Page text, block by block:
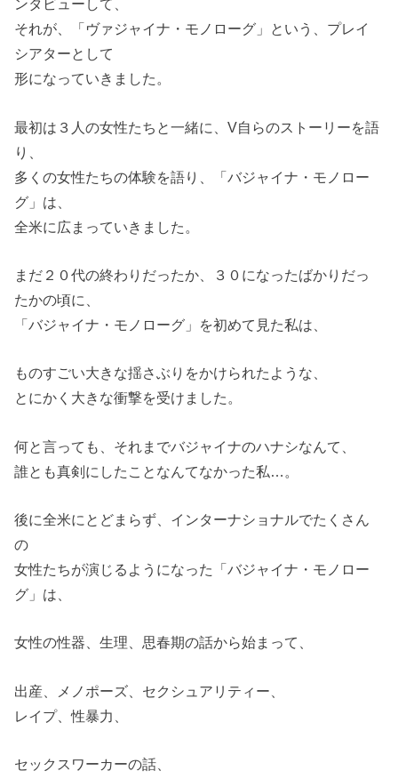
ンタビューして、
それが、「ヴァジャイナ・モノローグ」という、プレイ
シアターとして
形になっていきました。
最初は３人の女性たちと一緒に、V自らのストーリーを語
り、
多くの女性たちの体験を語り、「バジャイナ・モノロー
グ」は、
全米に広まっていきました。
まだ２０代の終わりだったか、３０になったばかりだっ
たかの頃に、
「バジャイナ・モノローグ」を初めて見た私は、
ものすごい大きな揺さぶりをかけられたような、
とにかく大きな衝撃を受けました。
何と言っても、それまでバジャイナのハナシなんて、
誰とも真剣にしたことなんてなかった私…。
後に全米にとどまらず、インターナショナルでたくさん
の
女性たちが演じるようになった「バジャイナ・モノロー
グ」は、
女性の性器、生理、思春期の話から始まって、
出産、メノポーズ、セクシュアリティー、
レイプ、性暴力、
セックスワーカーの話、